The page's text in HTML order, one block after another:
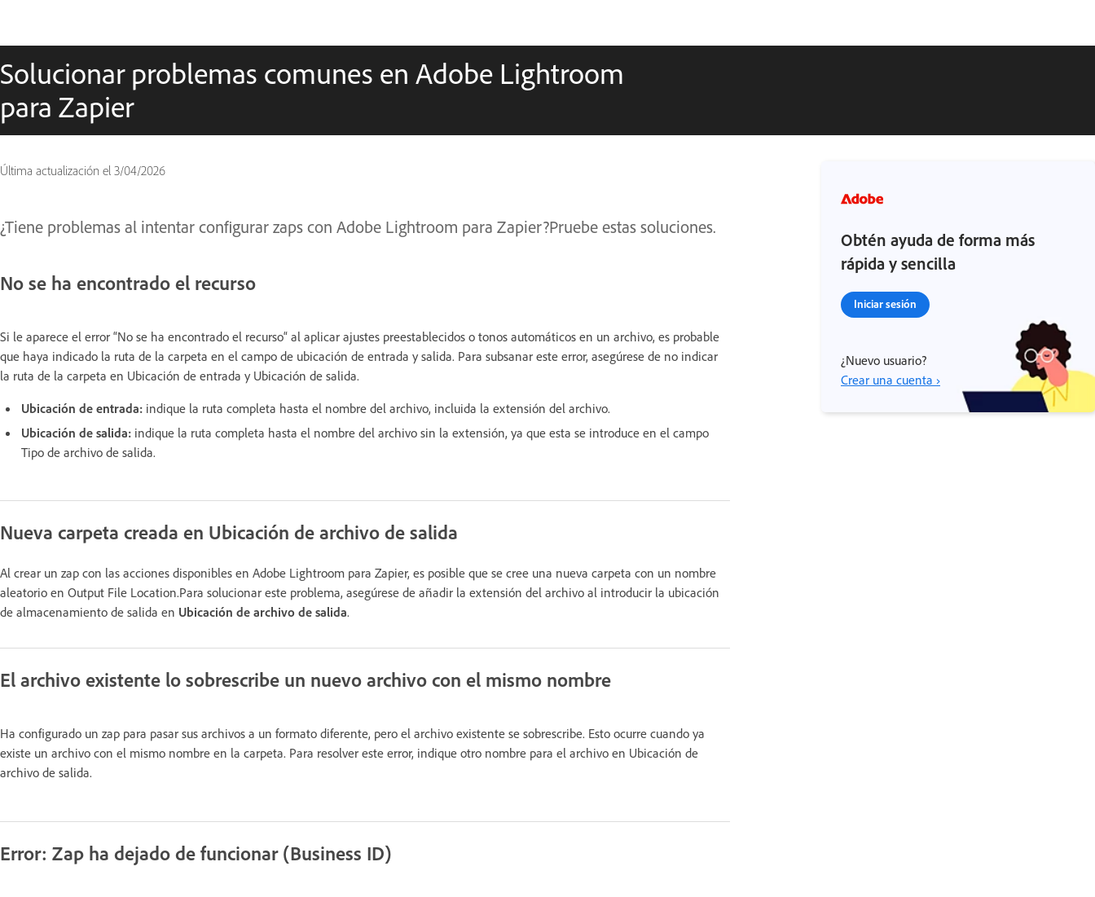
Solucionar problemas comunes en Adobe Lightroom
para Zapier
Última actualización el 3/04/2026
¿Tiene problemas al intentar configurar zaps con Adobe Lightroom para Zapier?Pruebe estas soluciones.
No se ha encontrado el recurso
Si le aparece el error “No se ha encontrado el recurso“ al aplicar ajustes preestablecidos o tonos automáticos en un archivo, es probable
que haya indicado la ruta de la carpeta en el campo de ubicación de entrada y salida. Para subsanar este error, asegúrese de no indicar
la ruta de la carpeta en Ubicación de entrada y Ubicación de salida.
Ubicación de entrada: indique la ruta completa hasta el nombre del archivo, incluida la extensión del archivo.
Ubicación de salida: indique la ruta completa hasta el nombre del archivo sin la extensión, ya que esta se introduce en el campo
Tipo de archivo de salida.
Nueva carpeta creada en Ubicación de archivo de salida
Al crear un zap con las acciones disponibles en Adobe Lightroom para Zapier, es posible que se cree una nueva carpeta con un nombre
aleatorio en Output File Location.Para solucionar este problema, asegúrese de añadir la extensión del archivo al introducir la ubicación
de almacenamiento de salida en Ubicación de archivo de salida.
El archivo existente lo sobrescribe un nuevo archivo con el mismo nombre
Ha configurado un zap para pasar sus archivos a un formato diferente, pero el archivo existente se sobrescribe. Esto ocurre cuando ya
existe un archivo con el mismo nombre en la carpeta. Para resolver este error, indique otro nombre para el archivo en Ubicación de
archivo de salida.
Error: Zap ha dejado de funcionar (Business ID)
Obtén ayuda de forma más
rápida y sencilla
Iniciar sesión
¿Nuevo usuario?
Crear una cuenta ›